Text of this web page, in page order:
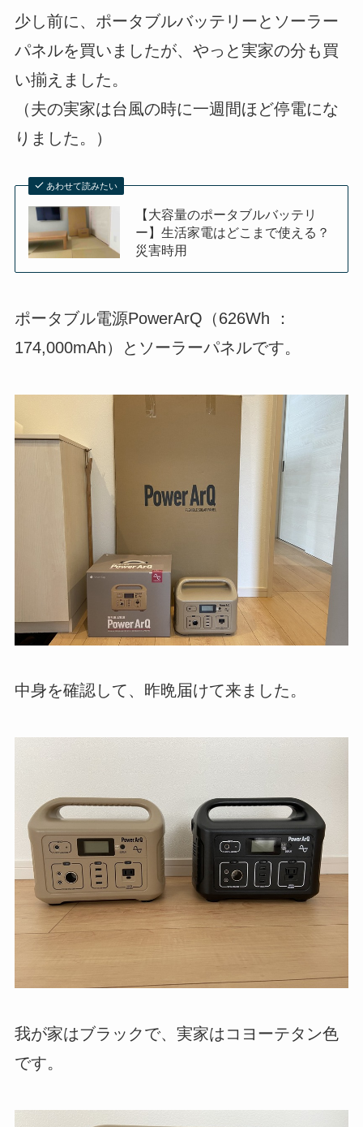
少し前に、ポータブルバッテリーとソーラー
パネルを買いましたが、やっと実家の分も買
い揃えました。
（夫の実家は台風の時に一週間ほど停電にな
りました。）
あわせて読みたい
【大容量のポータブルバッテリ
ー】生活家電はどこまで使える？
災害時用
ポータブル電源PowerArQ（626Wh ：
174,000mAh）とソーラーパネルです。
中身を確認して、昨晩届けて来ました。
我が家はブラックで、実家はコヨーテタン色
です。